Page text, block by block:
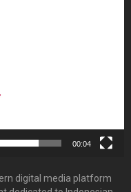
00:04
digital media platform